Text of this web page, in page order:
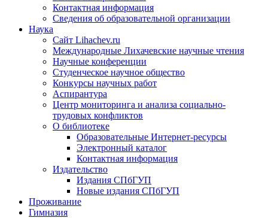
Контактная информация
Сведения об образовательной организации
Наука
Сайт Lihachev.ru
Международные Лихачевские научные чтения
Научные конференции
Студенческое научное общество
Конкурсы научных работ
Аспирантура
Центр мониторинга и анализа социально-
трудовых конфликтов
О библиотеке
Образовательные Интернет-ресурсы
Электронный каталог
Контактная информация
Издательство
Издания СПбГУП
Новые издания СПбГУП
Проживание
Гимназия